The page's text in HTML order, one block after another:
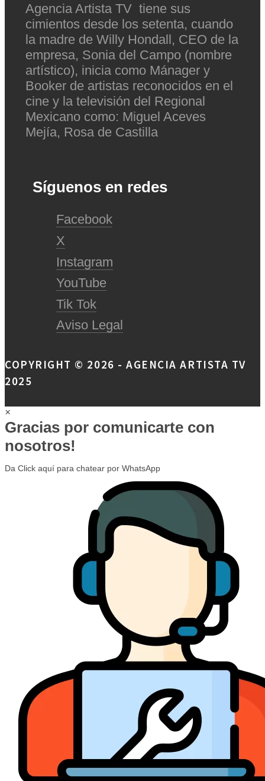
Agencia Artista TV tiene sus
cimientos desde los setenta, cuando
la madre de Willy Hondall, CEO de la
empresa, Sonia del Campo (nombre
artístico), inicia como Mánager y
Booker de artistas reconocidos en el
cine y la televisión del Regional
Mexicano como: Miguel Aceves
Mejía, Rosa de Castilla
Síguenos en redes
Facebook
X
Instagram
YouTube
Tik Tok
Aviso Legal
COPYRIGHT © 2026 - AGENCIA ARTISTA TV
2025
×
Gracias por comunicarte con
nosotros!
Da Click aquí para chatear por WhatsApp